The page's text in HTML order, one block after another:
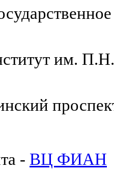
им.
- ВЦ ФИАН